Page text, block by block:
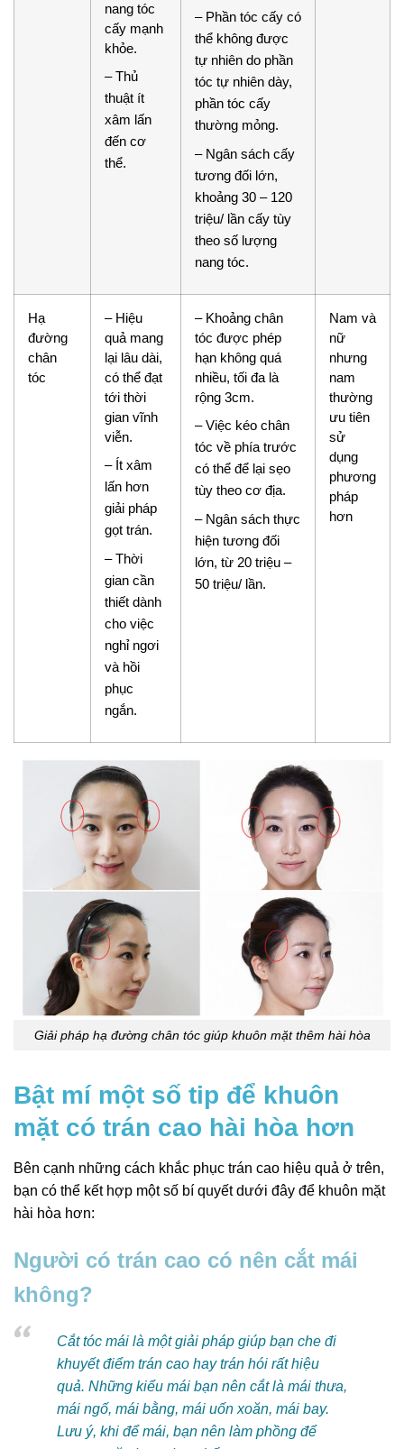
nang tóc
cấy mạnh
khỏe.
– Thủ
thuật ít
xâm lấn
đến cơ
thể.
– Phần tóc cấy có
thể không được
tự nhiên do phần
tóc tự nhiên dày,
phần tóc cấy
thường mỏng.
– Ngân sách cấy
tương đối lớn,
khoảng 30 – 120
triệu/ lần cấy tùy
theo số lượng
nang tóc.
Hạ
đường
chân
tóc
– Hiệu
quả mang
lại lâu dài,
có thể đạt
tới thời
gian vĩnh
viễn.
– Ít xâm
lấn hơn
giải pháp
gọt trán.
– Thời
gian cần
thiết dành
cho việc
nghỉ ngơi
và hồi
phục
ngắn.
– Khoảng chân
tóc được phép
hạn không quá
nhiều, tối đa là
rộng 3cm.
– Việc kéo chân
tóc về phía trước
có thể để lại sẹo
tùy theo cơ địa.
– Ngân sách thực
hiện tương đối
lớn, từ 20 triệu –
50 triệu/ lần.
Nam và
nữ
nhưng
nam
thường
ưu tiên
sử
dụng
phương
pháp
hơn
Giải pháp hạ đường chân tóc giúp khuôn mặt thêm hài hòa
Bật mí một số tip để khuôn
mặt có trán cao hài hòa hơn
Bên cạnh những cách khắc phục trán cao hiệu quả ở trên,
bạn có thể kết hợp một số bí quyết dưới đây để khuôn mặt
hài hòa hơn:
Người có trán cao có nên cắt mái
không?
Cắt tóc mái là một giải pháp giúp bạn che đi
khuyết điểm trán cao hay trán hói rất hiệu
quả. Những kiểu mái bạn nên cắt là mái thưa,
mái ngố, mái bằng, mái uốn xoăn, mái bay.
Lưu ý, khi để mái, bạn nên làm phồng để